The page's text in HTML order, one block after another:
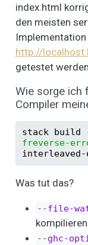
index.html
den meisten
http://
getestet
Wie sorge ich
Compiler
stack build
freverse-
interleaved-
Was tut das?
--file-
--ghc-